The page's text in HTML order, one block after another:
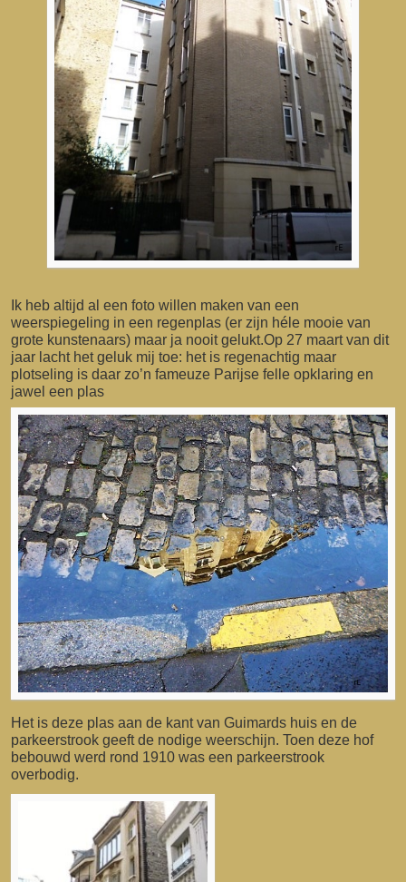
Ik heb altijd al een foto willen maken van een
weerspiegeling in een regenplas (er zijn héle mooie van
grote kunstenaars) maar ja nooit gelukt.Op 27 maart van dit
jaar lacht het geluk mij toe: het is regenachtig maar
plotseling is daar zo’n fameuze Parijse felle opklaring en
jawel een plas
Het is deze plas aan de kant van Guimards huis en de
parkeerstrook geeft de nodige weerschijn. Toen deze hof
bebouwd werd rond 1910 was een parkeerstrook
overbodig.